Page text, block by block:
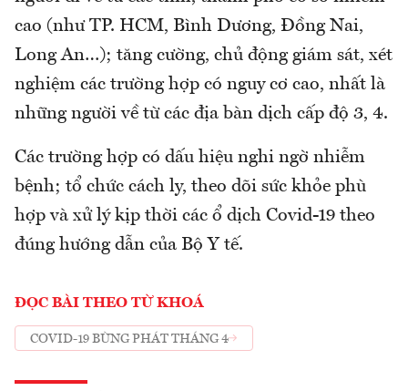
cao (như TP. HCM, Bình Dương, Đồng Nai,
Long An…); tăng cường, chủ động giám sát, xét
nghiệm các trường hợp có nguy cơ cao, nhất là
những người về từ các địa bàn dịch cấp độ 3, 4.
Các trường hợp có dấu hiệu nghi ngờ nhiễm
bệnh; tổ chức cách ly, theo dõi sức khỏe phù
hợp và xử lý kịp thời các ổ dịch Covid-19 theo
đúng hướng dẫn của Bộ Y tế.
ĐỌC BÀI THEO TỪ KHOÁ
COVID-19 BÙNG PHÁT THÁNG 4